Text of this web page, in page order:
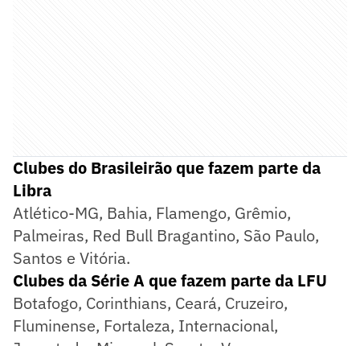
Clubes do Brasileirão que fazem parte da
Libra
Atlético-MG, Bahia, Flamengo, Grêmio,
Palmeiras, Red Bull Bragantino, São Paulo,
Santos e Vitória.
Clubes da Série A que fazem parte da LFU
Botafogo, Corinthians, Ceará, Cruzeiro,
Fluminense, Fortaleza, Internacional,